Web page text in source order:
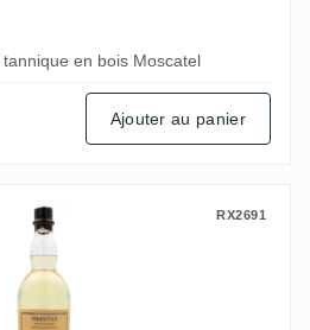
en bois Moscatel
Ajouter au panier
Probitas RX2691